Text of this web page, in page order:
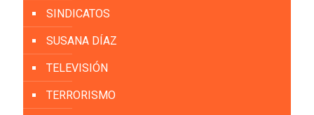
SINDICATOS
SUSANA DÍAZ
TELEVISIÓN
TERRORISMO